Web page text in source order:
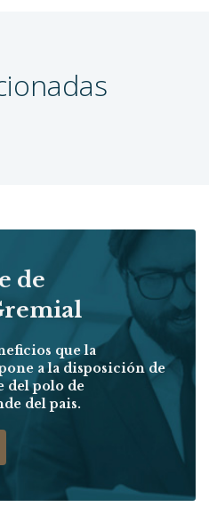
de
que la
a la disposición de
del polo de
del pais.